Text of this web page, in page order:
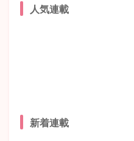
人気連載
新着連載